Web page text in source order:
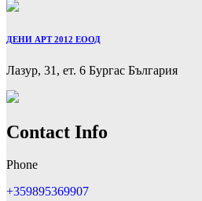
ДЕНИ АРТ 2012 ЕООД
Лазур, 31, ет. 6 Бургас България
Previous
Next
Contact Info
Phone
+359895369907